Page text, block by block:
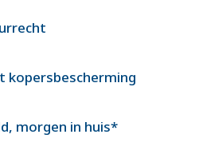
kopersbescherming
morgen in huis*